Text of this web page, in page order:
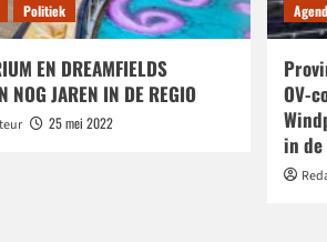
Politiek
EN DREAMFIELDS
NOG JAREN IN DE REGIO
25 mei 2022
OV-
in